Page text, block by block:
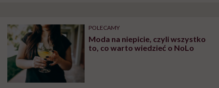
POLECAMY
Moda na niepicie, czyli wszystko
to, co warto wiedzieć o NoLo